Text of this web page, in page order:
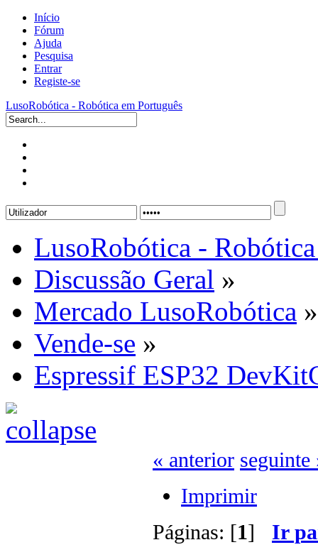
Início
Fórum
Ajuda
Pesquisa
Entrar
Registe-se
LusoRobótica - Robótica em Português
LusoRobótica -
Discussão Geral »
Mercado LusoRobótica »
Vende-se »
Espressif ESP32
« anterior seguinte
Imprimir
Páginas: [1] Ir